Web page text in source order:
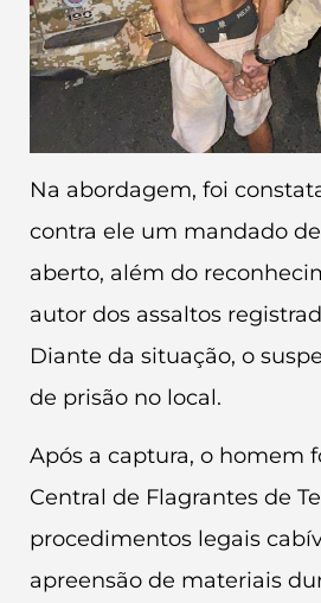
Na abordagem, foi
contra ele um mandado
aberto, além do
autor dos assaltos
Diante da situação, o
de prisão no local.
Após a captura, o homem
Central de Flagrantes de
procedimentos legais
apreensão de materiais